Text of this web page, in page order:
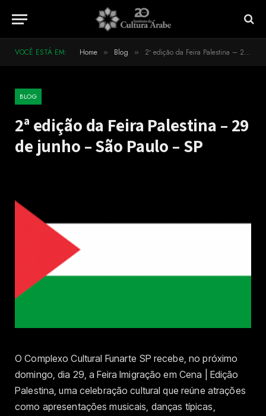
VOCÊ ESTÁ EM: Home » Blog » 2ª edição da Feira Palestina – 29 de junho – São Paulo – SP
BLOG
2ª edição da Feira Palestina – 29
de junho – São Paulo – SP
O Complexo Cultural Funarte SP recebe, no próximo
domingo, dia 29, a Feira Imigração em Cena | Edição
Palestina, uma celebração cultural que reúne atrações
como apresentações musicais, danças típicas,